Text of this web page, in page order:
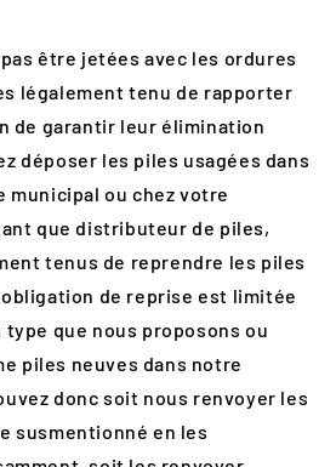
être jetées avec les ordures
légalement tenu de rapporter
de garantir leur élimination
déposer les piles usagées dans
municipal ou chez votre
que distributeur de piles,
tenus de reprendre les piles
de reprise est limitée
type que nous proposons ou
piles neuves dans notre
donc soit nous renvoyer les
susmentionné en les